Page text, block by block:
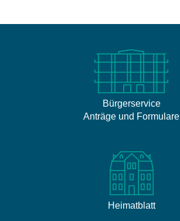
Bürgerservice
Anträge und Formulare
Heimatblatt